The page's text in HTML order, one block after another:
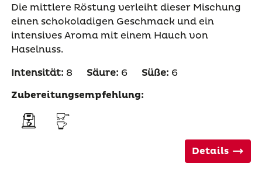
Die mittlere Röstung verleiht dieser Mischung
einen schokoladigen Geschmack und ein
intensives Aroma mit einem Hauch von
Haselnuss.
Intensität: 8 Säure: 6 Süße: 6
Zubereitungsempfehlung:
Details